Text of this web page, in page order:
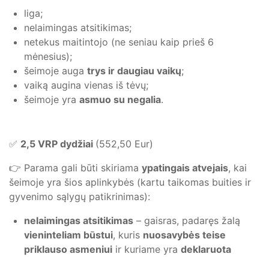
liga;
nelaimingas atsitikimas;
netekus maitintojo (ne seniau kaip prieš 6
mėnesius);
šeimoje auga trys ir daugiau vaikų;
vaiką augina vienas iš tėvų;
šeimoje yra asmuo su negalia.
✅ 2,5 VRP dydžiai (552,50 Eur)
👉 Parama gali būti skiriama ypatingais atvejais, kai
šeimoje yra šios aplinkybės (kartu taikomas buities ir
gyvenimo sąlygų patikrinimas):
nelaimingas atsitikimas – gaisras, padaręs žalą
vieninteliam būstui, kuris nuosavybės teise
priklauso asmeniui ir kuriame yra deklaruota